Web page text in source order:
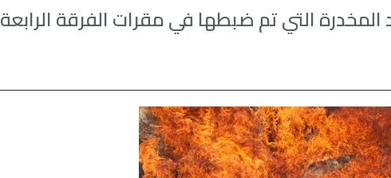
التي تم ضبطها في مقرات الفرقة الرابعة